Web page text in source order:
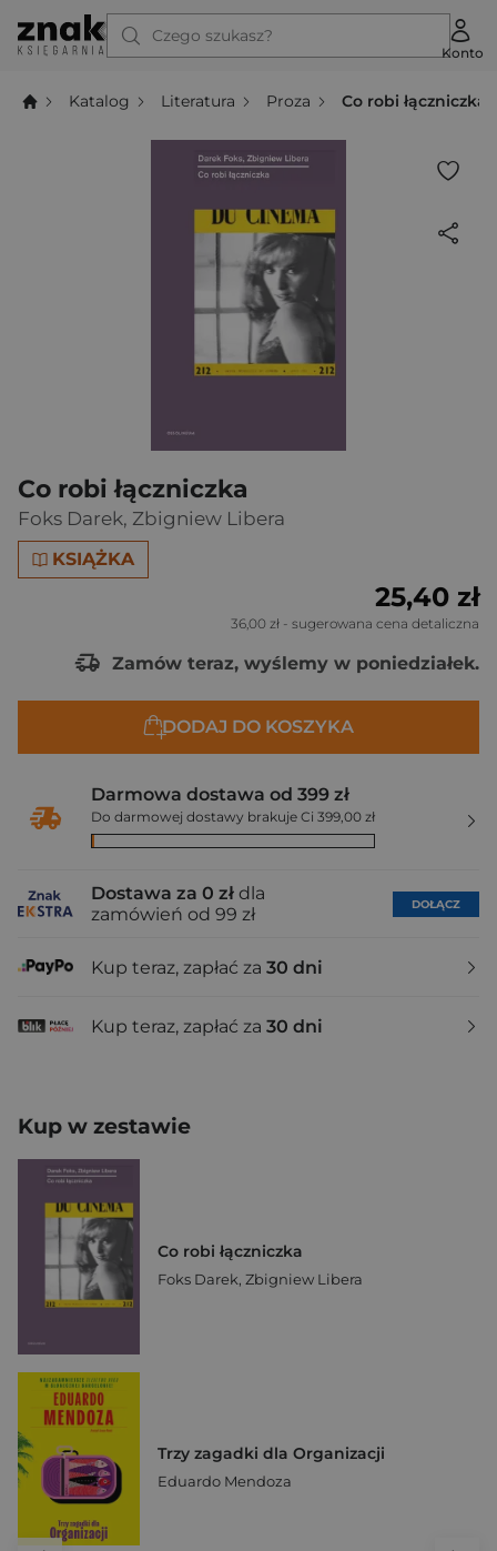
Czego szukasz?
Konto
Katalog Literatura Proza Co robi łączniczka
Co robi łączniczka
Foks Darek, Zbigniew Libera
KSIĄŻKA
25,40 zł
36,00 zł - sugerowana cena detaliczna
Zamów teraz, wyślemy w poniedziałek.
DODAJ DO KOSZYKA
Darmowa dostawa od 399 zł
Do darmowej dostawy brakuje Ci 399,00 zł
Dostawa za 0 zł dla
zamówień od 99 zł
DOŁĄCZ
Kup teraz, zapłać za 30 dni
Kup teraz, zapłać za 30 dni
Kup w zestawie
Co robi łączniczka
Foks Darek, Zbigniew Libera
Trzy zagadki dla Organizacji
Eduardo Mendoza